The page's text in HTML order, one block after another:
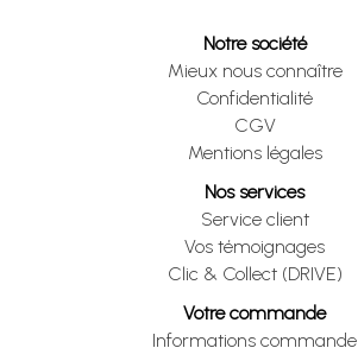
Notre société
Mieux nous connaître
Confidentialité
CGV
Mentions légales
Nos services
Service client
Vos témoignages
Clic & Collect (DRIVE)
Votre commande
Informations commande